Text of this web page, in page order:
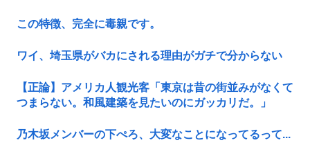
この特徴、完全に毒親です。
ワイ、埼玉県がバカにされる理由がガチで分からない
【正論】アメリカ人観光客「東京は昔の街並みがなくて
つまらない。和風建築を見たいのにガッカリだ。」
乃木坂メンバーの下ぺろ、大変なことになってるって...